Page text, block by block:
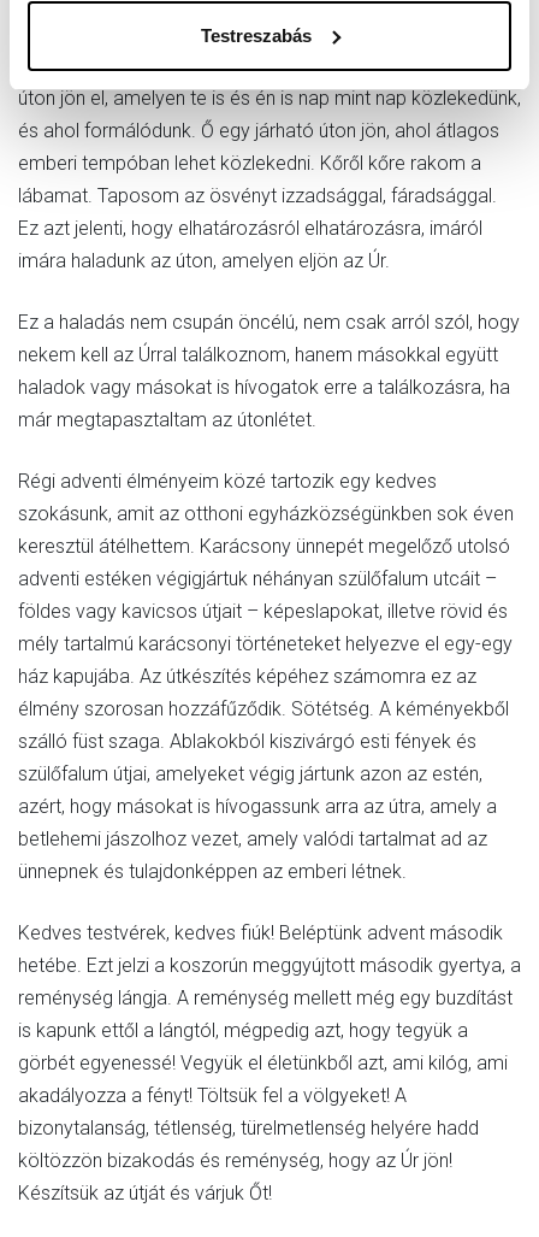
Testreszabás
késsel, egy olyan helyen, ahol senki nem járt. Nem álomban
jön, hanem az istálló, a vándorlét valóságában. Ő egy olyan
úton jön el, amelyen te is és én is nap mint nap közlekedünk,
és ahol formálódunk. Ő egy járható úton jön, ahol átlagos
emberi tempóban lehet közlekedni. Kőről kőre rakom a
lábamat. Taposom az ösvényt izzadsággal, fáradsággal.
Ez azt jelenti, hogy elhatározásról elhatározásra, imáról
imára haladunk az úton, amelyen eljön az Úr.
Ez a haladás nem csupán öncélú, nem csak arról szól, hogy
nekem kell az Úrral találkoznom, hanem másokkal együtt
haladok vagy másokat is hívogatok erre a találkozásra, ha
már megtapasztaltam az útonlétet.
Régi adventi élményeim közé tartozik egy kedves
szokásunk, amit az otthoni egyházközségünkben sok éven
keresztül átélhettem. Karácsony ünnepét megelőző utolsó
adventi estéken végigjártuk néhányan szülőfalum utcáit –
földes vagy kavicsos útjait – képeslapokat, illetve rövid és
mély tartalmú karácsonyi történeteket helyezve el egy-egy
ház kapujába. Az útkészítés képéhez számomra ez az
élmény szorosan hozzáfűződik. Sötétség. A kéményekből
szálló füst szaga. Ablakokból kiszivárgó esti fények és
szülőfalum útjai, amelyeket végig jártunk azon az estén,
azért, hogy másokat is hívogassunk arra az útra, amely a
betlehemi jászolhoz vezet, amely valódi tartalmat ad az
ünnepnek és tulajdonképpen az emberi létnek.
Kedves testvérek, kedves fiúk! Beléptünk advent második
hetébe. Ezt jelzi a koszorún meggyújtott második gyertya, a
reménység lángja. A reménység mellett még egy buzdítást
is kapunk ettől a lángtól, mégpedig azt, hogy tegyük a
görbét egyenessé! Vegyük el életünkből azt, ami kilóg, ami
akadályozza a fényt! Töltsük fel a völgyeket! A
bizonytalanság, tétlenség, türelmetlenség helyére hadd
költözzön bizakodás és reménység, hogy az Úr jön!
Készítsük az útját és várjuk Őt!